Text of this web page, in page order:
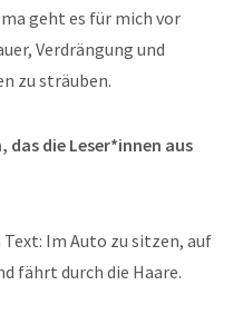
geht es für mich vor
Verdrängung und
zu sträuben.
das die Leser*innen aus
Text: Im Auto zu sitzen, auf
fährt durch die Haare.